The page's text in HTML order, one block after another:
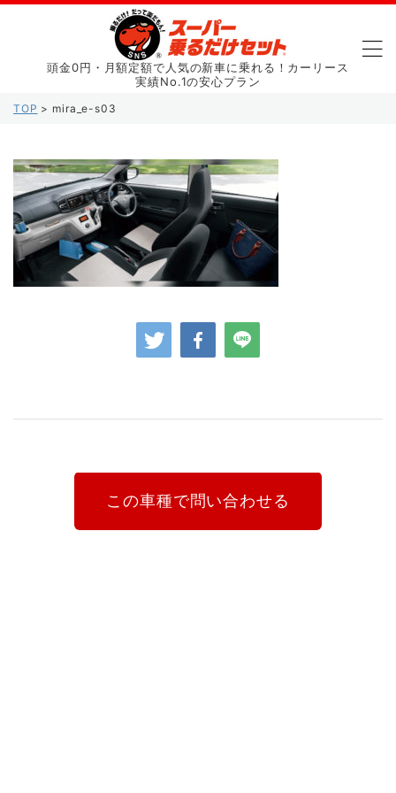
頭金0円・月額定額で人気の新車に乗れる！カーリース
実績No.1の安心プラン
TOP > mira_e-s03
この車種で問い合わせる